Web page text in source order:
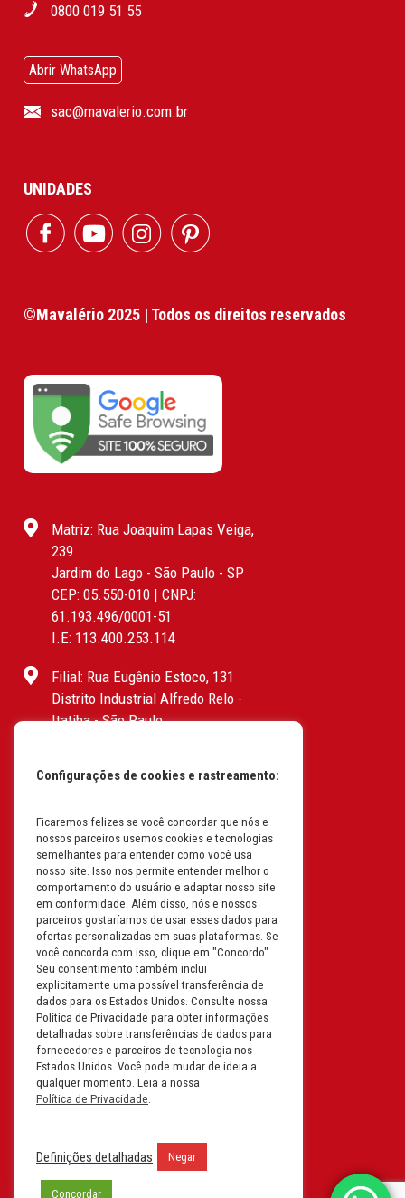
0800 019 51 55
Abrir WhatsApp
sac@mavalerio.com.br
UNIDADES
©Mavalério 2025 | Todos os direitos reservados
Matriz: Rua Joaquim Lapas Veiga,
239
Jardim do Lago - São Paulo - SP
CEP: 05.550-010 | CNPJ:
61.193.496/0001-51
I.E: 113.400.253.114
Filial: Rua Eugênio Estoco, 131
Distrito Industrial Alfredo Relo -
Itatiba - São Paulo
I.E: 382.096.357.1147
Filial: Av. Odila Chaves Rodrigues,
1277
Parque industrial RM - Condomínio
Therapark - Jundiaí - São Paulo
CEP: 13.213-087 | CNPJ:
61.193.496/0018-08
I.E: 407.642.800.114
Filial: Rua em Projeto G, 728 – Letra A
B C D
Tabuleiro do Martins – Maceió -
Alagoas
CEP. 57081-036 | CNPJ:
61.193.496/0014-76
Filial: Mavalerio, USA Inc.
11990 N Lakeridge Pkwy
Configurações de cookies e rastreamento:
Ficaremos felizes se você concordar que nós e
nossos parceiros usemos cookies e tecnologias
semelhantes para entender como você usa
nosso site. Isso nos permite entender melhor o
comportamento do usuário e adaptar nosso site
em conformidade. Além disso, nós e nossos
parceiros gostaríamos de usar esses dados para
ofertas personalizadas em suas plataformas. Se
você concorda com isso, clique em "Concordo".
Seu consentimento também inclui
explicitamente uma possível transferência de
dados para os Estados Unidos. Consulte nossa
Política de Privacidade para obter informações
detalhadas sobre transferências de dados para
fornecedores e parceiros de tecnologia nos
Estados Unidos. Você pode mudar de ideia a
qualquer momento. Leia a nossa
Política de Privacidade.
Definições detalhadas Negar
Concordar